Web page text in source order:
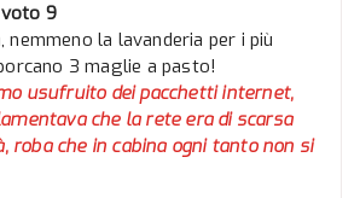
9
nemmeno la lavanderia per i più
3 maglie a pasto!
usufruito dei pacchetti internet,
che la rete era di scarsa
roba che in cabina ogni tanto non si